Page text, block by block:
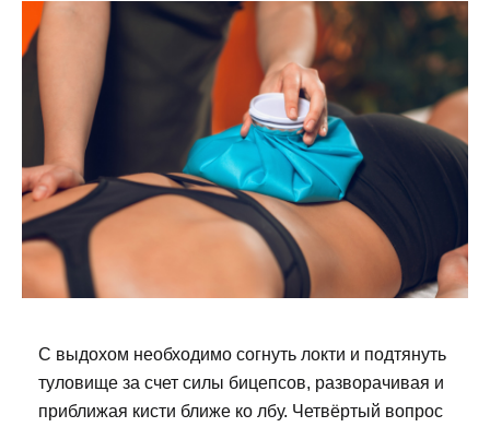
С выдохом необходимо согнуть локти и подтянуть
туловище за счет силы бицепсов, разворачивая и
приближая кисти ближе ко лбу. Четвёртый вопрос